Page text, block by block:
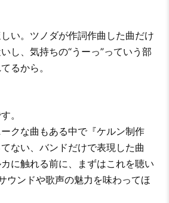
しい。ツノダが作詞作曲した曲だけ
し、気持ちの“うーっ”っていう部
るから。
。
クな曲もある中で『ケルン制作
ない、バンドだけで表現した曲
に触れる前に、まずはこれを聴い
ウンドや歌声の魅力を味わってほ